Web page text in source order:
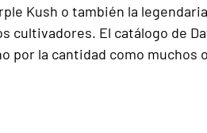
Kush o también la legendaria
El catálogo de
la cantidad como muchos